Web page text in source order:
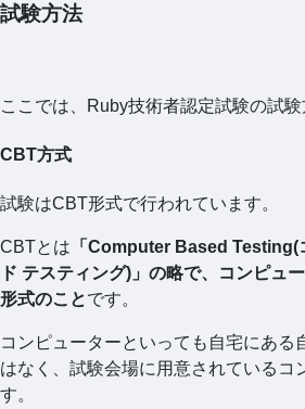
試験方法
ここでは、Ruby技術者認定試験の試験
CBT方式
試験はCBT形式で行われています。
CBTとは 「Computer Based Testing(
ド テスティング)」の略で、コンピュ
形式のことです。
コンピューターといっても自宅にある
はなく、試験会場に用意されているコ
す。